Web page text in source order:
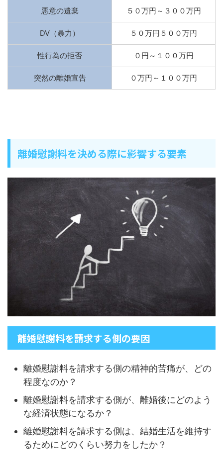
悪意の遺棄 ５０万円～３００万円
DV（暴力） ５０万円５００万円
性行為の拒否 ０円～１００万円
突然の離婚宣告 ０万円～１００万円
離婚慰謝料を決める際に影響する要素
離婚慰謝料を請求する側の要因
離婚慰謝料を請求する側の精神的苦痛が、どの
程度なのか？
離婚慰謝料を請求する側が、離婚後にどのよう
な経済状態になるか？
離婚慰謝料を請求する側は、結婚生活を維持す
るためにどのくらい努力をしたか？